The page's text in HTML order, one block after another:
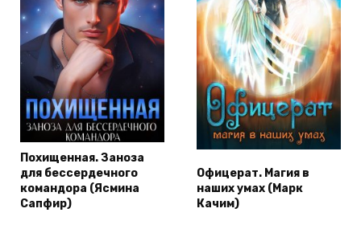
Похищенная. Заноза
для бессердечного
командора (Ясмина
Сапфир)
Офицерат. Магия в
наших умах (Марк
Качим)